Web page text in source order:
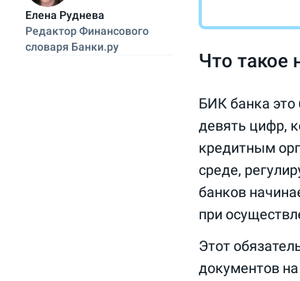
Елена Руднева
Редактор Финансового
словаря Банки.ру
Что такое
БИК банка
девять цифр,
кредитным
среде,
банков
при
Этот
документов